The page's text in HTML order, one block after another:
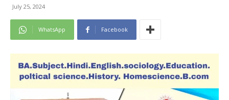
July 25, 2024
WhatsApp Facebook